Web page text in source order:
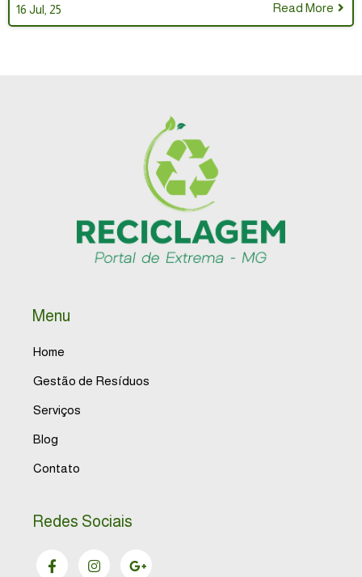
16 Jul, 25 Read More
Menu
Home
Gestão de Resíduos
Serviços
Blog
Contato
Redes Sociais